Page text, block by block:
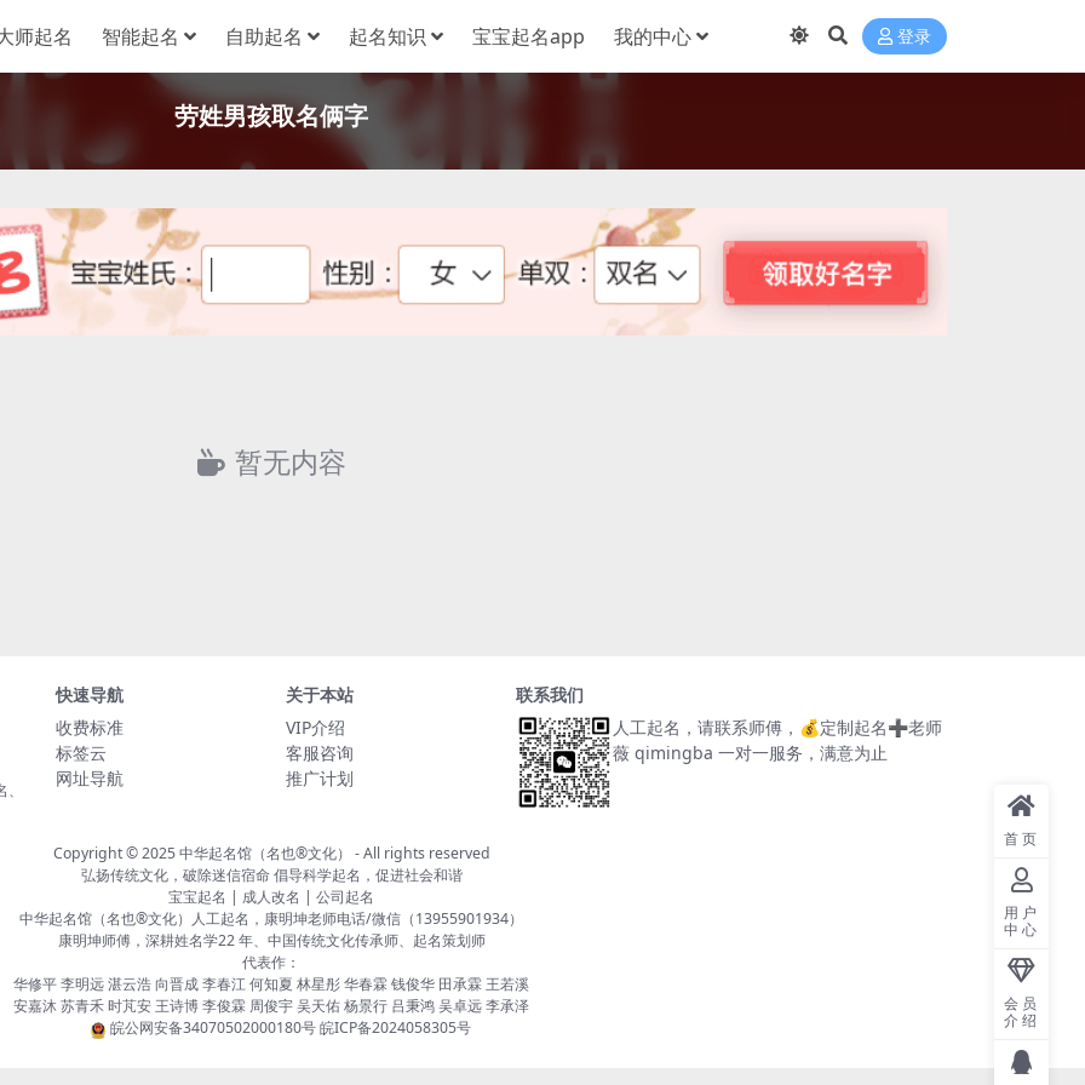
师起名 智能起名 自助起名 起名知识 宝宝起名app 我的中心 登录
劳姓男孩取名俩字
暂无内容
快速导航
收费标准
标签云
网址导航
关于本站
VIP介绍
客服咨询
推广计划
联系我们
人工起名，请联系师傅， 💰定制起名➕老师
薇 qimingba 一对一服务，满意为止
Copyright © 2025中华起名馆（名也®文化） - All rights reserved
弘扬传统文化，破除迷信宿命 倡导科学起名，促进社会和谐
宝宝起名 | 成人改名 | 公司起名
中华起名馆（名也®文化）人工起名，康明坤老师电话/微信（13955901934）
康明坤师傅，深耕姓名学22 年、中国传统文化传承师、起名策划师
代表作：
华修平 李明远 湛云浩 向晋成 李春江 何知夏 林星彤 华春霖 钱俊华 田承霖 王若溪
安嘉沐 苏青禾 时芃安 王诗博 李俊霖 周俊宇 吴天佑 杨景行 吕秉鸿 吴卓远 李承泽
皖公网安备34070502000180号皖ICP备2024058305号
首页
用户
中心
会员
介绍